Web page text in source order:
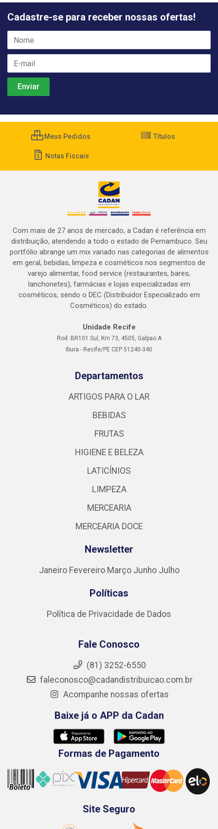
Cadastre-se para receber nossas ofertas!
Meus Pedidos Títulos
Notas Fiscais
Com mais de 27 anos de mercado, a Cadan é referência em
distribuição, atendendo a todo o estado de Pernambuco. Seu
portfólio abrange um mix variado nas categorias de alimentos
em geral, bebidas, limpeza e cosméticos nos segmentos de
varejo alimentar, food service (restaurantes, bares,
lanchonetes), farmácias e lojas especializadas em
cosméticos, sendo o DEC (Distribuidor Especializado em
Cosméticos) do estado.
Unidade Recife
Rod. BR101 Sul, Km 73, 4505, Galpao A
Ibura - Recife/PE CEP 51240-340
Departamentos
ARTIGOS PARA O LAR
BEBIDAS
FRUTAS
HIGIENE E BELEZA
LATICÍNIOS
LIMPEZA
MERCEARIA
MERCEARIA DOCE
Newsletter
Janeiro Fevereiro Março Junho Julho
Políticas
Política de Privacidade de Dados
Fale Conosco
(81) 3252-6550
faleconosco@cadandistribuicao.com.br
Acompanhe nossas ofertas
Baixe já o APP da Cadan
Formas de Pagamento
Site Seguro